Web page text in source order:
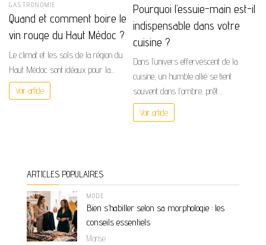
GASTRONOMIE
Quand et comment boire le
vin rouge du Haut Médoc ?
Le climat et les sols de la région du
Haut Médoc sont idéaux pour la…
Voir article
Pourquoi l’essuie-main est-il
indispensable dans votre
cuisine ?
Dans l’univers effervescent de la
cuisine, un humble allié se tient
souvent dans l’ombre, prêt…
Voir article
ARTICLES POPULAIRES
MODE
Bien s’habiller selon sa morphologie : les
conseils essentiels
Marise